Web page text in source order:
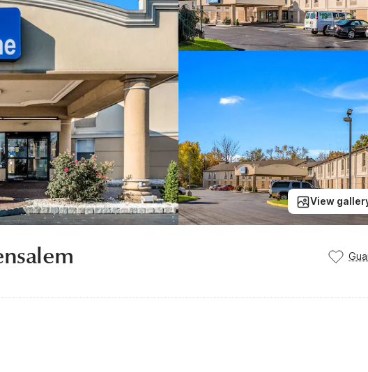
View